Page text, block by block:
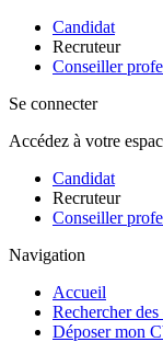
Candidat
Recruteur
Conseiller
Se connecter
Accédez à votre
Candidat
Recruteur
Conseiller
Navigation
Accueil
Rechercher
Déposer mon